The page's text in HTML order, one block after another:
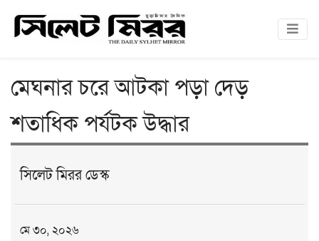
মেঘনার চরে আটকা পড়া দেড়
শতাধিক পর্যটক উদ্ধার
সিলেট মিরর ডেস্ক
মে ৩০, ২০২৬